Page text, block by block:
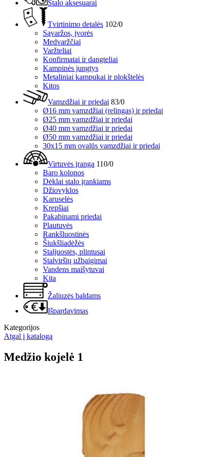
Stalo aksesuarai
Tvirtinimo detalės 102/0
Sąvaržos, įvorės
Medvaržčiai
Varžteliai
Konfirmatai ir dangteliai
Kampinės jungtys
Metaliniai kampukai ir plokštelės
Kitos
Vamzdžiai ir priedai 83/0
Ø16 mm vamzdžiai (relingas) ir priedai
Ø25 mm vamzdžiai ir priedai
Ø40 mm vamzdžiai ir priedai
Ø50 mm vamzdžiai ir priedai
30x15 mm ovalūs vamzdžiai ir priedai
Virtuvės įranga 110/0
Baro kolonos
Dėklai stalo įrankiams
Džiovyklos
Karuselės
Krepšiai
Pakabinami priedai
Plautuvės
Rankšluostinės
Šiukšliadėžės
Staljuostės, plintusai
Stalviršių užbaigimai
Vandens maišytuvai
Kita
Žaliuzės baldams
Išpardavimas
Kategorijos
Atgal į katalogą
Medžio kojelė 1